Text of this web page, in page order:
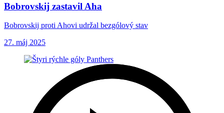
Bobrovskij zastavil Aha
Bobrovskij proti Ahovi udržal bezgólový stav
27. máj 2025